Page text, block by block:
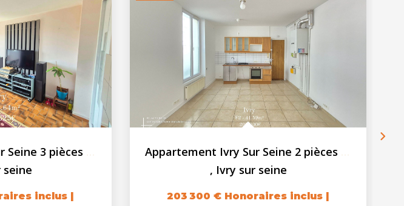
seine
inclus |
, Ivry sur seine
203 300 € Honoraires inclus |